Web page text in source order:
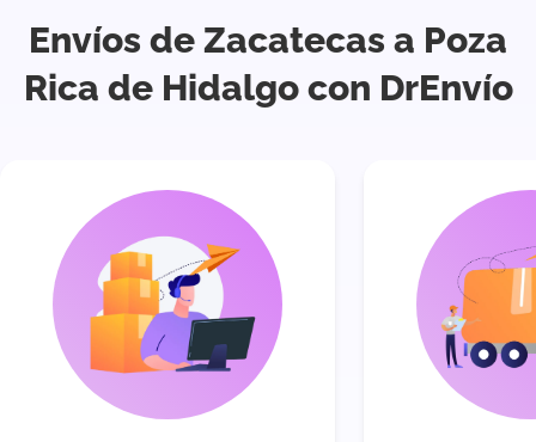
Envíos de Zacatecas a Poza
Rica de Hidalgo con DrEnvío